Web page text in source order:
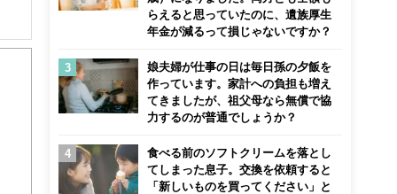
き
らえると思っていたのに、遺族厚生
年金が減るって損じゃないですか？
娘夫婦が仕事の日は毎日孫の夕飯を
作っています。家計への負担も増え
てきましたが、祖父母なら無償で協
力するのが普通でしょうか？
食べる前のソフトクリームを落とし
てしまった息子。交換を依頼すると
「新しいものを買ってください」と